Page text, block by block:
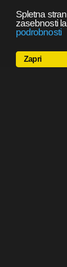
Spletna
zasebnosti
podrobnosti
Zapri